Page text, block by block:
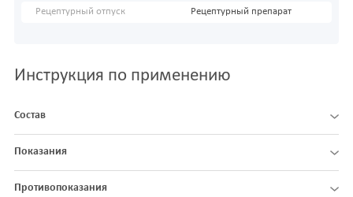
Рецептурный отпуск Рецептурный препарат
Инструкция по применению
Состав
Показания
Противопоказания